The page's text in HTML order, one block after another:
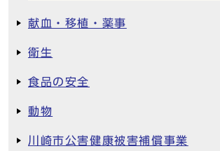
献血・移植・薬事
衛生
食品の安全
動物
川崎市公害健康被害補償事業